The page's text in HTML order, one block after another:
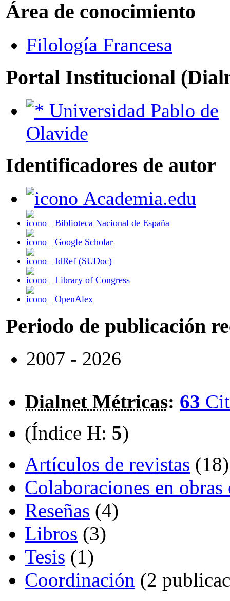
Área de conocimiento
Filología Francesa
Portal Institucional
Olavide
Identificadores de autor
Academia.edu
Biblioteca Nacional de España
Google Scholar
IdRef (SUDoc)
Library of Congress
OpenAlex
Periodo de publicación
2007 - 2026
Dialnet Métricas: 63
(Índice H: 5)
Artículos de revistas (18)
Colaboraciones en
Reseñas (4)
Libros (3)
Tesis (1)
Coordinación (2